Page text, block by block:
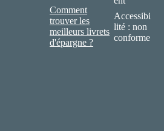
Comment
trouver les
meilleurs livrets
d'épargne ?
Accessibi
lité : non
conforme